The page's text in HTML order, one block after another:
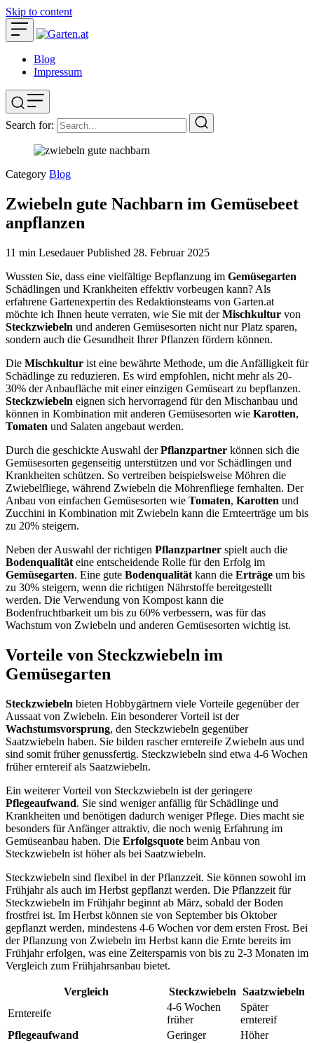
Skip to content
Blog
Impressum
Search for:
Category Blog
Zwiebeln gute Nachbarn im Gemüsebeet
anpflanzen
11 min LesedauerPublished 28. Februar 2025
Wussten Sie, dass eine vielfältige Bepflanzung im Gemüsegarten
Schädlingen und Krankheiten effektiv vorbeugen kann? Als
erfahrene Gartenexpertin des Redaktionsteams von Garten.at
möchte ich Ihnen heute verraten, wie Sie mit derMischkultur von
Steckzwiebeln und anderen Gemüsesorten nicht nur Platz sparen,
sondern auch die Gesundheit Ihrer Pflanzen fördern können.
Die Mischkultur ist eine bewährte Methode, um die Anfälligkeit für
Schädlinge zu reduzieren. Es wird empfohlen, nicht mehr als 20-
30% der Anbaufläche mit einer einzigen Gemüseart zu bepflanzen.
Steckzwiebeln eignen sich hervorragend für den Mischanbau und
können in Kombination mit anderen Gemüsesorten wie Karotten,
Tomaten und Salaten angebaut werden.
Durch die geschickte Auswahl derPflanzpartner können sich die
Gemüsesorten gegenseitig unterstützen und vor Schädlingen und
Krankheiten schützen. So vertreiben beispielsweise Möhren die
Zwiebelfliege, während Zwiebeln die Möhrenfliege fernhalten. Der
Anbau von einfachen Gemüsesorten wie Tomaten, Karotten und
Zucchini in Kombination mit Zwiebeln kann die Ernteerträge um bis
zu 20% steigern.
Neben der Auswahl der richtigen Pflanzpartner spielt auch die
Bodenqualität eine entscheidende Rolle für den Erfolg im
Gemüsegarten. Eine gute Bodenqualität kann die Erträge um bis
zu 30% steigern, wenn die richtigen Nährstoffe bereitgestellt
werden. Die Verwendung von Kompost kann die
Bodenfruchtbarkeit um bis zu 60% verbessern, was für das
Wachstum von Zwiebeln und anderen Gemüsesorten wichtig ist.
Vorteile von Steckzwiebeln im
Gemüsegarten
Steckzwiebeln bieten Hobbygärtnern viele Vorteile gegenüber der
Aussaat von Zwiebeln. Ein besonderer Vorteil ist der
Wachstumsvorsprung, den Steckzwiebeln gegenüber
Saatzwiebeln haben. Sie bilden rascher erntereife Zwiebeln aus und
sind somit früher genussfertig. Steckzwiebeln sind etwa 4-6 Wochen
früher erntereif als Saatzwiebeln.
Ein weiterer Vorteil von Steckzwiebeln ist der geringere
Pflegeaufwand. Sie sind weniger anfällig für Schädlinge und
Krankheiten und benötigen dadurch weniger Pflege. Dies macht sie
besonders für Anfänger attraktiv, die noch wenig Erfahrung im
Gemüseanbau haben. Die Erfolgsquote beim Anbau von
Steckzwiebeln ist höher als bei Saatzwiebeln.
Steckzwiebeln sind flexibel in der Pflanzzeit. Sie können sowohl im
Frühjahr als auch im Herbst gepflanzt werden. Die Pflanzzeit für
Steckzwiebeln im Frühjahr beginnt ab März, sobald der Boden
frostfrei ist. Im Herbst können sie von September bis Oktober
gepflanzt werden, mindestens 4-6 Wochen vor dem ersten Frost. Bei
der Pflanzung von Zwiebeln im Herbst kann die Ernte bereits im
Frühjahr erfolgen, was eine Zeitersparnis von bis zu 2-3 Monaten im
Vergleich zum Frühjahrsanbau bietet.
Vergleich Steckzwiebeln Saatzwiebeln
Erntereife
4-6 Wochen
früher
Später
erntereif
Pflegeaufwand
Geringer
Höher